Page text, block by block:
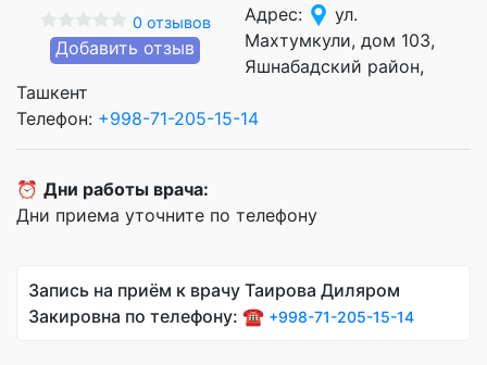
0 отзывов
Добавить отзыв
Адрес:
ул.
Махтумкули, дом 103,
Яшнабадский район,
Ташкент
Телефон: +998-71-205-15-14
⏰ Дни работы врача:
Дни приема уточните по телефону
Запись на приём к врачу Таирова Диляром
Закировна по телефону: ☎️ +998-71-205-15-14